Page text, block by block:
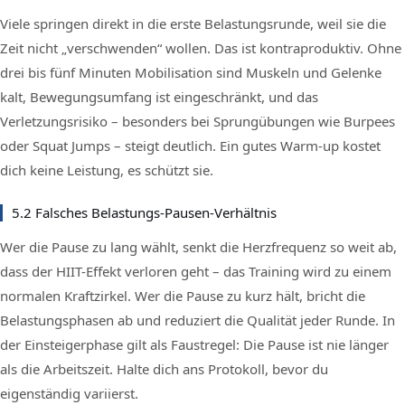
Viele springen direkt in die erste Belastungsrunde, weil sie die
Zeit nicht „verschwenden“ wollen. Das ist kontraproduktiv. Ohne
drei bis fünf Minuten Mobilisation sind Muskeln und Gelenke
kalt, Bewegungsumfang ist eingeschränkt, und das
Verletzungsrisiko – besonders bei Sprungübungen wie Burpees
oder Squat Jumps – steigt deutlich. Ein gutes Warm-up kostet
dich keine Leistung, es schützt sie.
5.2 Falsches Belastungs-Pausen-Verhältnis
Wer die Pause zu lang wählt, senkt die Herzfrequenz so weit ab,
dass der HIIT-Effekt verloren geht – das Training wird zu einem
normalen Kraftzirkel. Wer die Pause zu kurz hält, bricht die
Belastungsphasen ab und reduziert die Qualität jeder Runde. In
der Einsteigerphase gilt als Faustregel: Die Pause ist nie länger
als die Arbeitszeit. Halte dich ans Protokoll, bevor du
eigenständig variierst.